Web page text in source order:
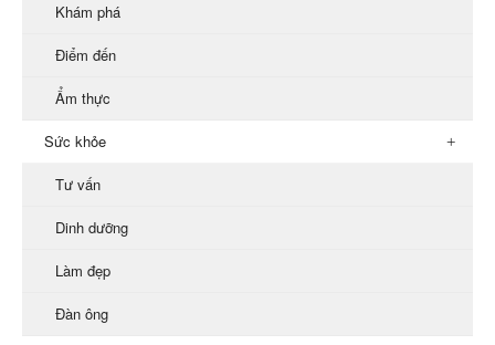
Khám phá
Điểm đến
Ẩm thực
Sức khỏe
Tư vấn
Dinh dưỡng
Làm đẹp
Đàn ông